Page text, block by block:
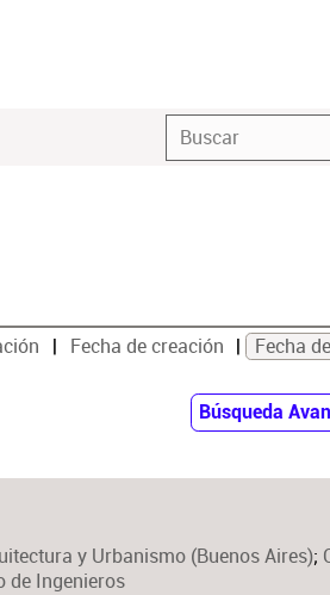
Fecha de creación Fecha
Búsqueda
y Urbanismo (Buenos Aires);
de Ingenieros